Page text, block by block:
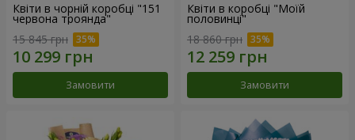
Квіти в чорній коробці "151
червона троянда"
15 845 грн
Замовити
Квіти в коробці "Моїй
половинці"
18 860 грн
Замовити